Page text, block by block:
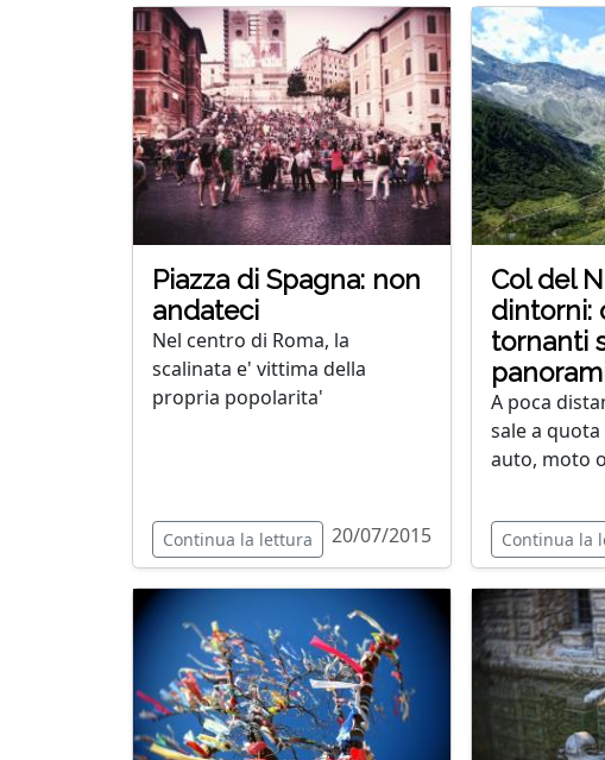
Piazza di Spagna: non
andateci
Nel centro di Roma, la
scalinata e' vittima della
propria popolarita'
Continua la lettura 20/07/2015
Col del
dintorni:
tornanti
A poca
sale a
auto, moto
Continua la